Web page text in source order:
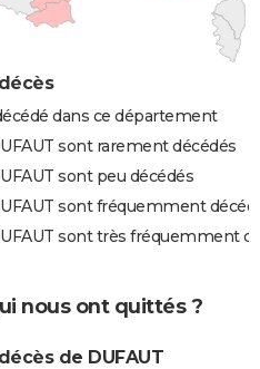
dans ce département
sont rarement décédés
sont peu décédés
sont fréquemment
sont très fréquemment
nous ont quittés ?
de DUFAUT